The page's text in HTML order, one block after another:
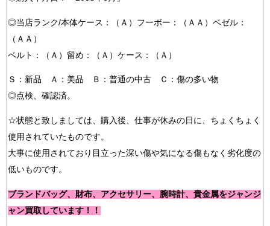
◎当店ランク/本体ケース：（Ａ）フーボー：（ＡＡ）ベゼル：
（ＡＡ）
ベルト：（Ａ）留め：（Ａ）ケース：（Ａ）
Ｓ：新品 Ａ：美品 Ｂ：普通の中古 Ｃ：傷の多い物
◎点検、確認済。
☆状態と致しましては、購入後、仕事が休みの日に、ちょくちょく
使用されていたものです。
大事に使用されており目立った深い傷や気になる傷もなく劣化度の
低いものです。
ブランドバッグ、財布、アクセサリー、腕時計、貴金属をジャンジ
ャン買取しています！！